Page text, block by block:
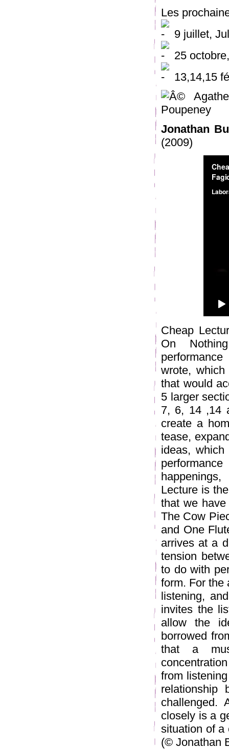
Les
9 juillet,
25
13,14,15
Jonathan
(2009)
Cheap
On
wrote,
that would
5 larger
7, 6, 14 ,14
create a
tease,
ideas, which
Lecture is
that we
The Cow
and One
arrives at a
tension
to do with
form. For the
listening,
invites the
allow the
borrowed
that a
from
relationship
closely is a
situation of a
(© Jonathan